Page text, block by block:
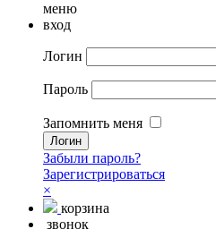
меню
вход
Логин
Пароль
Запомнить меня
Забыли пароль?
Зарегистрироваться
×
корзина
звонок